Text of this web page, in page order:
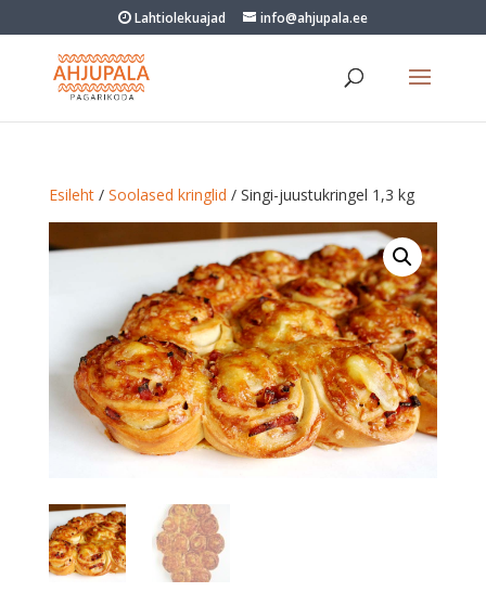
Lahtiolekuajad info@ahjupala.ee
Esileht/ Soolased kringlid / Singi-juustukringel 1,3 kg